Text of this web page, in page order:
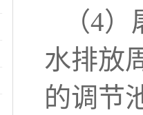
（4）
水排放
的调节